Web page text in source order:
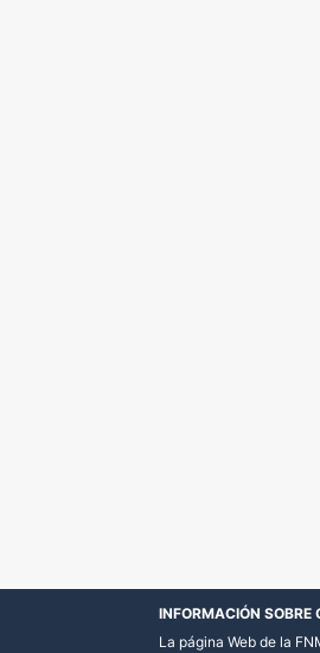
INFORMACIÓN SOBRE
La página Web de la